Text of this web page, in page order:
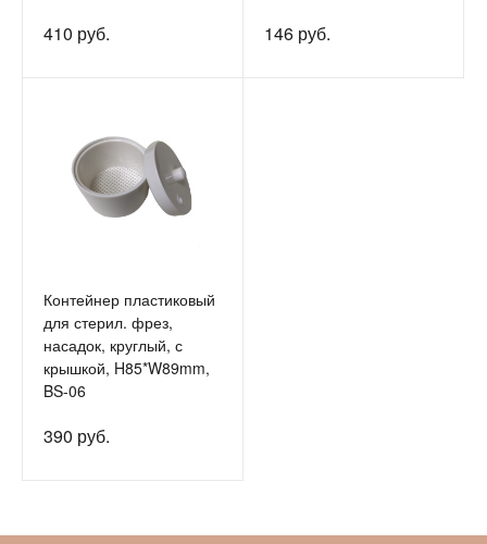
410 руб. 146 руб.
Контейнер пластиковый
для стерил. фрез,
насадок, круглый, с
крышкой, H85*W89mm,
BS-06
390 руб.